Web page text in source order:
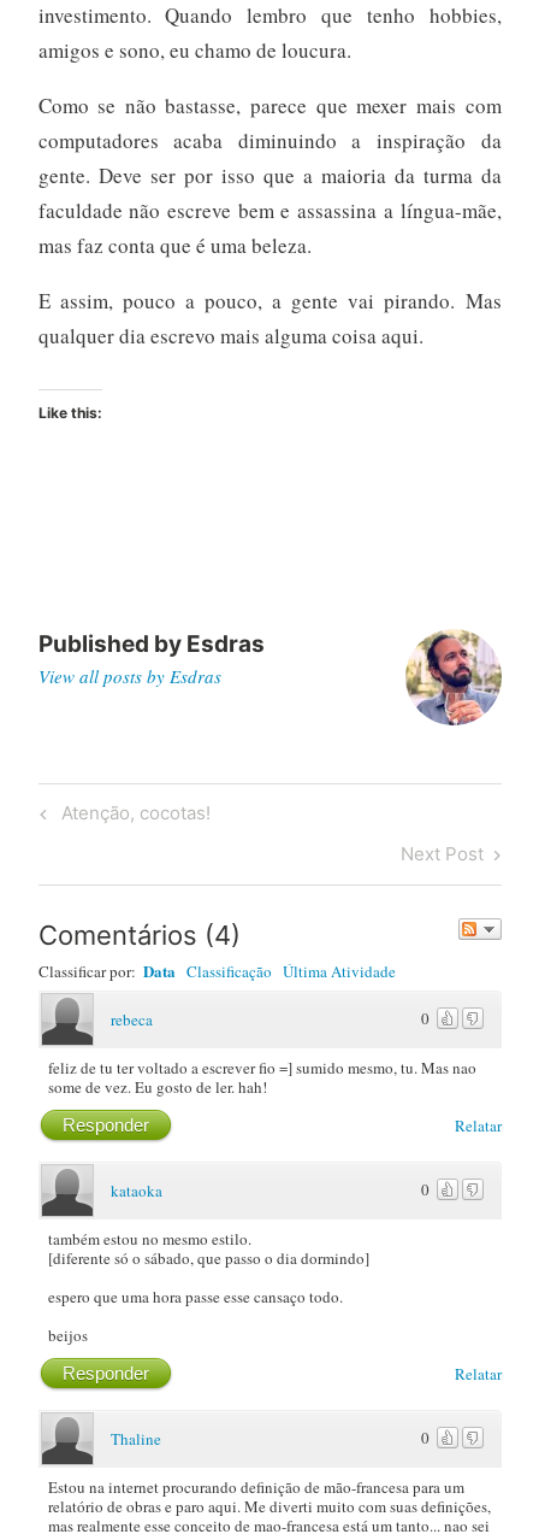
investimento. Quando lembro que tenho hobbies,
amigos e sono, eu chamo de loucura.
Como se não bastasse, parece que mexer mais com
computadores acaba diminuindo a inspiração da
gente. Deve ser por isso que a maioria da turma da
faculdade não escreve bem e assassina a língua-mãe,
mas faz conta que é uma beleza.
E assim, pouco a pouco, a gente vai pirando. Mas
qualquer dia escrevo mais alguma coisa aqui.
Like this:
Published by Esdras
View all posts by Esdras
Post
Previous
Atenção, cocotas!
Next
Post
Next Post
Comentários (4)
Classificar por: Data Classificação Última Atividade
0
rebeca
feliz de tu ter voltado a escrever fio =] sumido mesmo, tu. Mas nao
some de vez. Eu gosto de ler. hah!
Relatar
Responder
0
kataoka
também estou no mesmo estilo.
[diferente só o sábado, que passo o dia dormindo]
espero que uma hora passe esse cansaço todo.
beijos
Relatar
Responder
0
Thaline
Estou na internet procurando definição de mão-francesa para um
relatório de obras e paro aqui. Me diverti muito com suas definições,
mas realmente esse conceito de mao-francesa está um tanto... nao sei